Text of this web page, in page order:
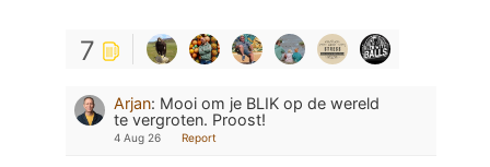
7
Arjan: Mooi om je BLIK op de wereld
te vergroten. Proost!
4 Aug 26 Report